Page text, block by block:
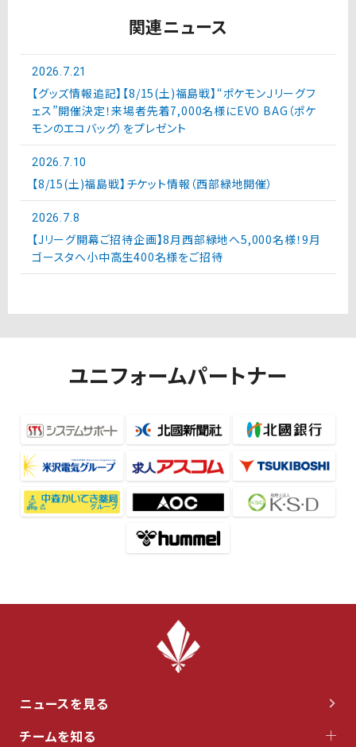
関連ニュース
2026.7.21
【グッズ情報追記】【8/15(土)福島戦】“ポケモンＪリーグフ
ェス”開催決定！来場者先着7,000名様にEVO BAG（ポケ
モンのエコバッグ）をプレゼント
2026.7.10
【8/15(土)福島戦】チケット情報（西部緑地開催）
2026.7.8
【Jリーグ開幕ご招待企画】8月西部緑地へ5,000名様！9月
ゴースタへ小中高生400名様をご招待
ユニフォームパートナー
ニュースを見る
チームを知る